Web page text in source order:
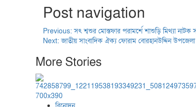
Post navigation
Previous:সৎ শ্বশুর মোস্তফার পরামর্শে শাশুড়ি মিথ্যা
Next:জাতীয় সাংবাদিক ঐক্য ফোরাম বোরহানউদ্দিন
More Stories